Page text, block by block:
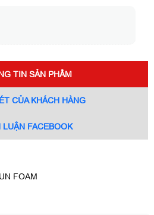
TIN SẢN PHẨM
CỦA KHÁCH HÀNG
LUẬN FACEBOOK
FOAM